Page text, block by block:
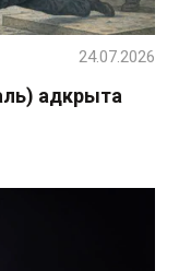
адкрыта
24.07.2026